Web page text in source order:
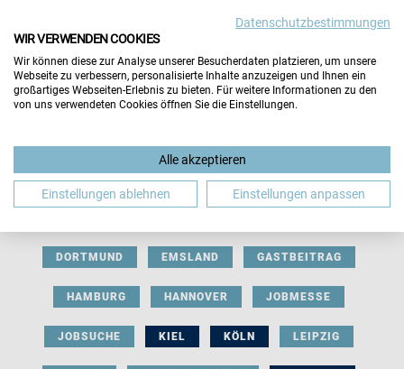
BERUFLICHE ORIENTIERUNG BEWERBUNG
DORTMUND EMSLAND GASTBEITRAG
HAMBURG HANNOVER JOBMESSE
JOBSUCHE KIEL KÖLN LEIPZIG
Datenschutzbestimmungen
WIR VERWENDEN COOKIES
Wir können diese zur Analyse unserer Besucherdaten platzieren, um unsere
Webseite zu verbessern, personalisierte Inhalte anzuzeigen und Ihnen ein
großartiges Webseiten-Erlebnis zu bieten. Für weitere Informationen zu den
von uns verwendeten Cookies öffnen Sie die Einstellungen.
Alle akzeptieren
Einstellungen ablehnen Einstellungen anpassen